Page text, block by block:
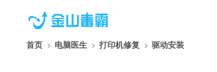
首页 电脑医生 打印机修复 驱动安装